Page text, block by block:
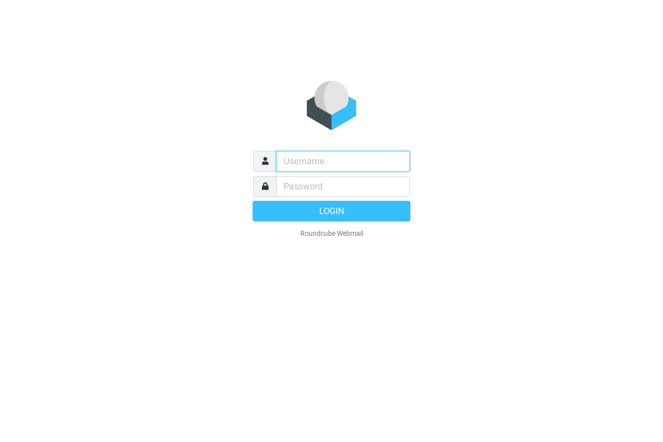
LOGIN
Roundcube Webmail